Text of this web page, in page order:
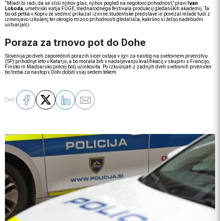
“Mladi bi radi, da se sliši njihov glas, njihov pogled na negotovo prihodnost,” pravi Ivan
Loboda , umetniški vodja FUGE, mednarodnega festivala produkcij gledaliških akademij. Ta
bo od petka v Kopru že sedmič prikazal izvirne študentske predstave in povezal mlade tudi z
izmenjavo izkušenj ter okroglo mizo o prihodnosti gledališča, kakršno si želijo nadebudni
ustvarjalci.
Poraza za trnovo pot do Dohe
Slovenija po dveh zaporednih porazih sicer ostaja v igri za nastop na svetovnem prvenstvu
(SP) prihodnje leto v Katarju, a bo morala biti v nadaljevanju kvalifikacij v skupini s Francijo,
Finsko in Madžarsko precej bolj učinkovita. Po izkušnjah z zadnjih dveh svetovnih prvenstev
bo treba za nastop v Dohi dobiti vsaj sedem tekem.
Deli: